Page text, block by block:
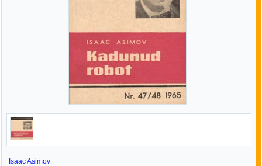
Isaac Asimov